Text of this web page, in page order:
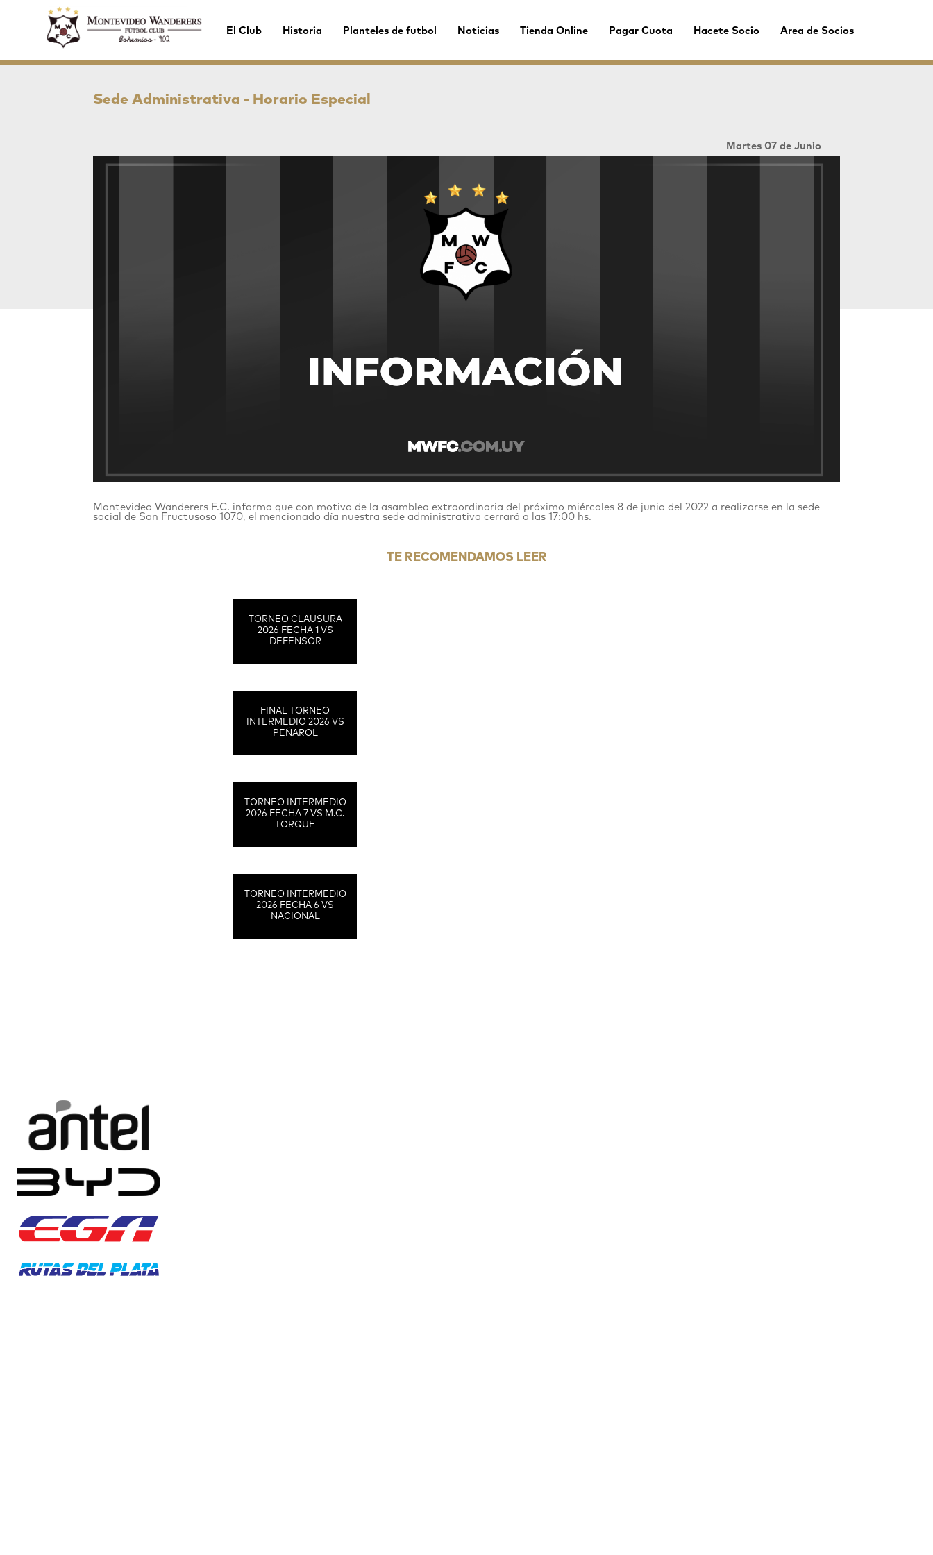
El Club Historia Planteles de futbol Noticias Tienda Online Pagar Cuota Hacete Socio Area de Socios
Sede Administrativa - Horario Especial
Martes 07 de Junio
Montevideo Wanderers F.C. informa que con motivo de la asamblea extraordinaria del próximo miércoles 8 de junio del 2022 a realizarse en la sede
social de San Fructusoso 1070, el mencionado día nuestra sede administrativa cerrará a las 17:00 hs.
TE RECOMENDAMOS LEER
TORNEO CLAUSURA
2026 FECHA 1 VS
DEFENSOR
FINAL TORNEO
INTERMEDIO 2026 VS
PEÑAROL
TORNEO INTERMEDIO
2026 FECHA 7 VS M.C.
TORQUE
TORNEO INTERMEDIO
2026 FECHA 6 VS
NACIONAL